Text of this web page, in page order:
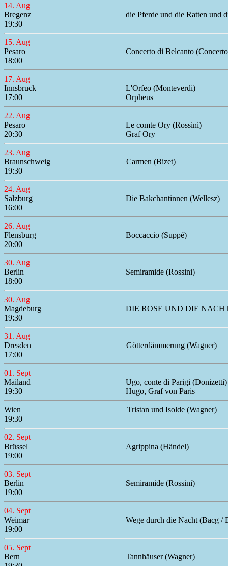
14. Aug
Bregenz
die Pferde und die Ratten und
19:30
15. Aug
Pesaro
Concerto di Belcanto
18:00
17. Aug
Innsbruck
L'Orfeo (Monteverdi)
17:00
Orpheus
22. Aug
Pesaro
Le comte Ory (Rossini)
20:30
Graf Ory
23. Aug
Braunschweig
Carmen (Bizet)
19:30
24. Aug
Salzburg
Die Bakchantinnen (Wellesz)
16:00
26. Aug
Flensburg
Boccaccio (Suppé)
20:00
30. Aug
Berlin
Semiramide (Rossini)
18:00
30. Aug
Magdeburg
DIE ROSE UND DIE
19:30
31. Aug
Dresden
Götterdämmerung (Wagner)
17:00
01. Sept
Mailand
Ugo, conte di Parigi (Donizetti)
19:30
Hugo, Graf von Paris
Wien
Tristan und Isolde (Wagner)
19:30
02. Sept
Brüssel
Agrippina (Händel)
19:00
03. Sept
Berlin
Semiramide (Rossini)
19:00
04. Sept
Weimar
Wege durch die Nacht (Bacg /
19:00
05. Sept
Bern
Tannhäuser (Wagner)